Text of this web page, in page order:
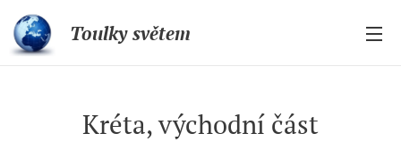
Toulky světem
Kréta, východní část